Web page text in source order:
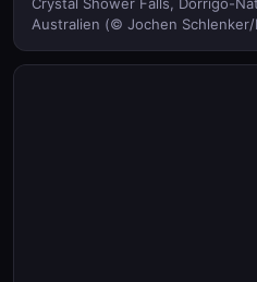
Australien (© Jochen